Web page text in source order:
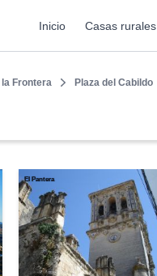
Inicio Casas rurales
Frontera Plaza del Cabildo
El Pantera